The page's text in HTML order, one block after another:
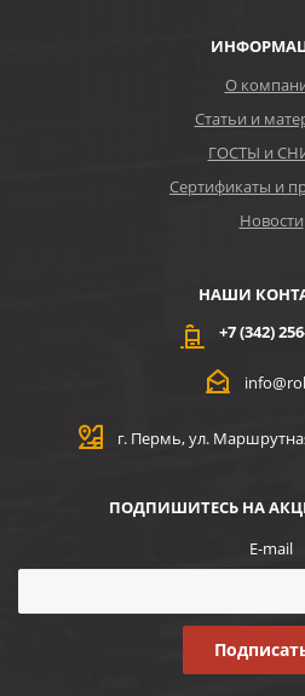
О
Статьи и
ГОСТЫ и
Сертификаты и
Новости
НАШИ
+7 (342)
г. Пермь, ул.
ПОДПИШИТЕСЬ НА
E-mail